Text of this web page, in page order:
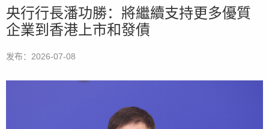
央行行長潘功勝：將繼續支持更多優質
企業到香港上市和發債
发布：2026-07-08